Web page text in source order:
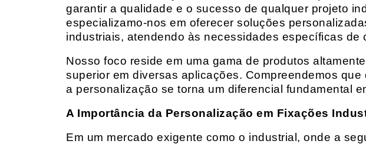
garantir a qualidade e o sucesso de qualquer projeto
especializamo-nos em oferecer soluções
industriais, atendendo às necessidades específicas
Nosso foco reside em uma gama de produtos
superior em diversas aplicações. Compreendemos
a personalização se torna um diferencial fundamental
A Importância da Personalização em Fixações
Em um mercado exigente como o industrial, onde a